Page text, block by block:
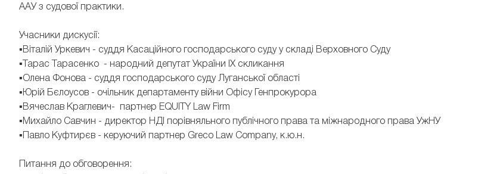
ААУ з судової практики.
Учасники дискусії:
▪️Віталій Уркевич - суддя Касаційного господарського суду у складі Верховного Суду
▪️Тарас Тарасенко - народний депутат України IX скликання
▪️Олена Фонова - суддя господарського суду Луганської області
▪️Юрій Бєлоусов - очільник департаменту війни Офісу Генпрокурора
▪️Вячеслав Краглевич- партнер EQUITY Law Firm
▪️Михайло Савчин - директор НДІ порівняльного публічного права та міжнародного права УжНУ
▪️Павло Куфтирєв - керуючий партнер Greco Law Company, к.ю.н.
Питання до обговорення: